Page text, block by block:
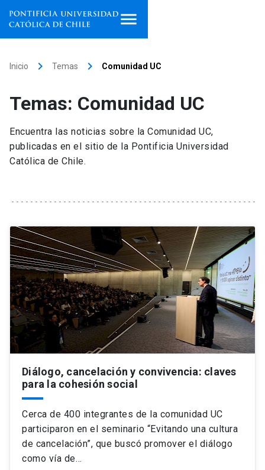
Facultades, escuelas e
institutos
Investigación
Vinculación
Universidad
Información para keyboard_arrow_down
Futuros estudiantes
Académicos
Personal
Alumni launch
Go to english site
Admisión launch
Mi Cuenta UC launch
Correo UC launch
Mi Portal UC launch
Inicio keyboard_arrow_right Temas keyboard_arrow_right Comunidad UC
Temas: Comunidad UC
Encuentra las noticias sobre la Comunidad UC,
publicadas en el sitio de la Pontificia Universidad
Católica de Chile.
Diálogo, cancelación y convivencia: claves
para la cohesión social
Cerca de 400 integrantes de la comunidad UC
participaron en el seminario “Evitando una cultura
de cancelación”, que buscó promover el diálogo
como vía de…